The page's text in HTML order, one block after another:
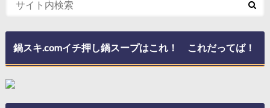
鍋スキ.comイチ押し鍋スープはこれ！ これだってば！